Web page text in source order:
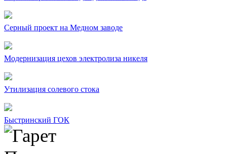
Серный проект на Медном заводе
Модернизация цехов электролиза никеля
Утилизация солевого стока
Быстринский ГОК